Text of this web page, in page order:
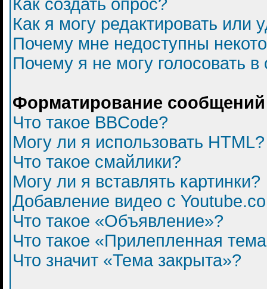
Как создать опрос?
Как я могу редактировать или
Почему мне недоступны
Почему я не могу голосовать в
Форматирование
Что такое BBCode?
Могу ли я использовать HTML?
Что такое смайлики?
Могу ли я вставлять картинки?
Добавление видео с
Что такое «Объявление»?
Что такое «Прилепленная
Что значит «Тема закрыта»?